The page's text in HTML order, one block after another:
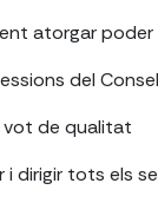
atorgar poder
del
vot de qualitat
i dirigir tots els